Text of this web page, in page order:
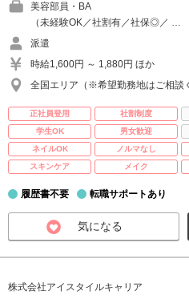
美容部員・BA
（未経験OK／社割有／社保◎／ …
派遣
時給1,600円 ～ 1,880円 ほか
全国エリア（※希望勤務地はご相談
正社員登用 社割制度
学生OK
男女歓迎
ネイルOK
ノルマなし
スキンケア
メイク
履歴書不要 転職サポートあり
気になる
株式会社アイスタイルキャリア